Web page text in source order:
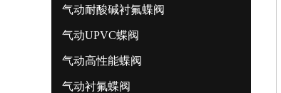
气动耐酸碱衬氟蝶阀
气动UPVC蝶阀
气动高性能蝶阀
气动衬氟蝶阀